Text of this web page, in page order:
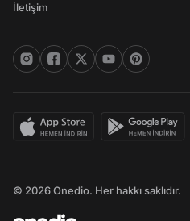
İletişim
© 2026 Onedio. Her hakkı saklıdır.